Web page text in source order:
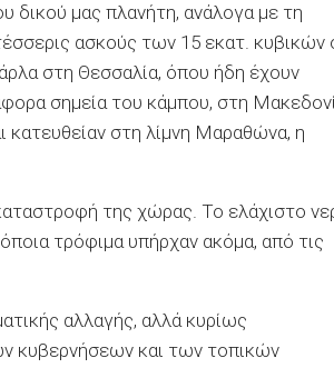
δικού μας πλανήτη, ανάλογα με τη
ασκούς των 15 εκατ. κυβικών
στη Θεσσαλία, όπου ήδη έχουν
σημεία του κάμπου, στη
κατευθείαν στη λίμνη Μαραθώνα, η
της χώρας. Το ελάχιστο
τρόφιμα υπήρχαν ακόμα, από τις
αλλαγής, αλλά κυρίως
κυβερνήσεων και των τοπικών